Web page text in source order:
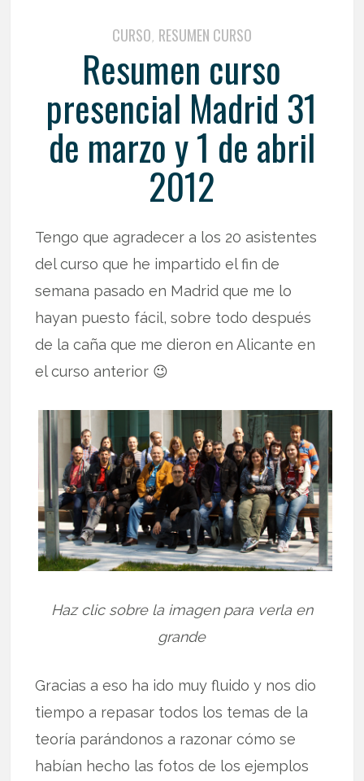
CURSO, RESUMEN CURSO
Resumen curso
presencial Madrid 31
de marzo y 1 de abril
2012
Tengo que agradecer a los 20 asistentes
del curso que he impartido el fin de
semana pasado en Madrid que me lo
hayan puesto fácil, sobre todo después
de la caña que me dieron en Alicante en
el curso anterior 😉
Haz clic sobre la imagen para verla en
grande
Gracias a eso ha ido muy fluido y nos dio
tiempo a repasar todos los temas de la
teoría parándonos a razonar cómo se
habían hecho las fotos de los ejemplos